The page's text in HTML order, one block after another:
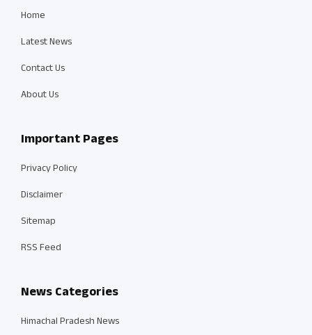
Home
Latest News
Contact Us
About Us
Important Pages
Privacy Policy
Disclaimer
Sitemap
RSS Feed
News Categories
Himachal Pradesh News